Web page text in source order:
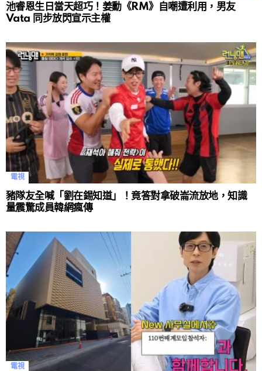
池睿恩生日當天超巧！姜勳《RM》自嘲遭利用，男友
Vata 同步放閃宣示主權
電視
豬隊友全喊「劉在錫知道」！竟答對拿破崙流放地，知識
量震驚成員韓網瘋傳
電視